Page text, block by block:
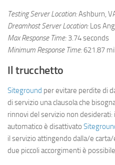
Testing Server Location:Ashburn,
Dreamhost Server Location: Los
Max Response Time: 3.74 seconds
Minimum Response Time:621.87
Il trucchetto
Siteground per evitare perdite di
di servizio una clausola che
rinnovi del servizio non desiderati:
automatico è disattivato
il servizio attingendo dalla/e
due piccoli accorgimenti è